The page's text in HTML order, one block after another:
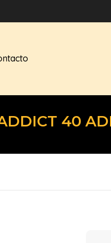
40